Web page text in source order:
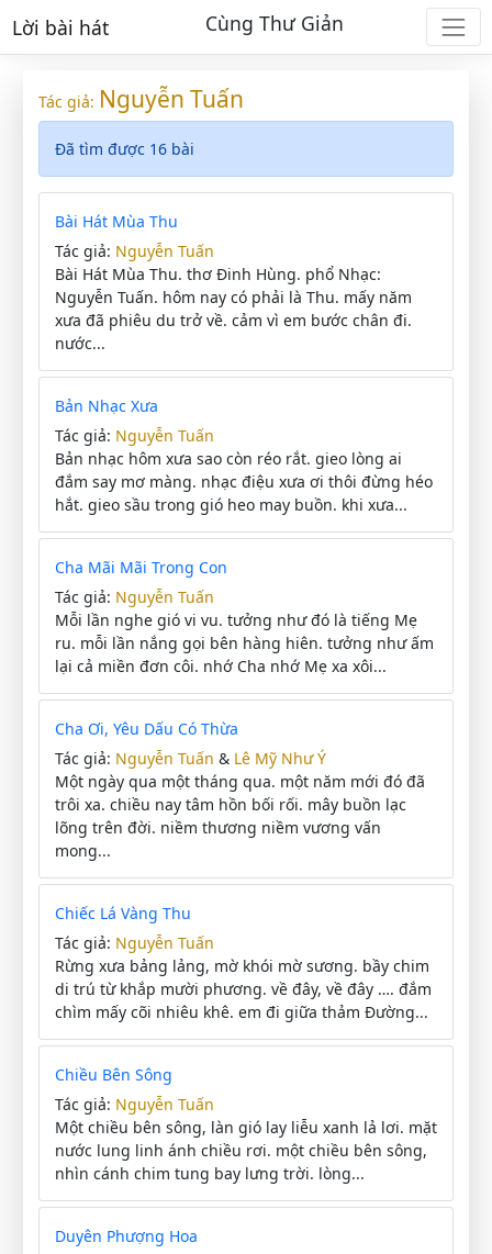
Lời bài hát Cùng Thư Giản
Tác giả: Nguyễn Tuấn
Đã tìm được 16 bài
Bài Hát Mùa Thu
Tác giả: Nguyễn Tuấn
Bài Hát Mùa Thu. thơ Đinh Hùng. phổ Nhạc:
Nguyễn Tuấn. hôm nay có phải là Thu. mấy năm
xưa đã phiêu du trở về. cảm vì em bước chân đi.
nước...
Bản Nhạc Xưa
Tác giả: Nguyễn Tuấn
Bản nhạc hôm xưa sao còn réo rắt. gieo lòng ai
đắm say mơ màng. nhạc điệu xưa ơi thôi đừng héo
hắt. gieo sầu trong gió heo may buồn. khi xưa...
Cha Mãi Mãi Trong Con
Tác giả: Nguyễn Tuấn
Mỗi lần nghe gió vi vu. tưởng như đó là tiếng Mẹ
ru. mỗi lần nắng gọi bên hàng hiên. tưởng như ấm
lại cả miền đơn côi. nhớ Cha nhớ Mẹ xa xôi...
Cha Ơi, Yêu Dấu Có Thừa
Tác giả: Nguyễn Tuấn & Lê Mỹ Như Ý
Một ngày qua một tháng qua. một năm mới đó đã
trôi xa. chiều nay tâm hồn bối rối. mây buồn lạc
lõng trên đời. niềm thương niềm vương vấn
mong...
Chiếc Lá Vàng Thu
Tác giả: Nguyễn Tuấn
Rừng xưa bảng lảng, mờ khói mờ sương. bầy chim
di trú từ khắp mười phương. về đây, về đây …. đắm
chìm mấy cõi nhiêu khê. em đi giữa thảm Đường...
Chiều Bên Sông
Tác giả: Nguyễn Tuấn
Một chiều bên sông, làn gió lay liễu xanh lả lơi. mặt
nước lung linh ánh chiều rơi. một chiều bên sông,
nhìn cánh chim tung bay lưng trời. lòng...
Duyên Phượng Hoa